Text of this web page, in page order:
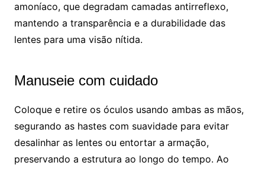
amoníaco, que degradam camadas antirreflexo,
mantendo a transparência e a durabilidade das
lentes para uma visão nítida.
Manuseie com cuidado
Coloque e retire os óculos usando ambas as mãos,
segurando as hastes com suavidade para evitar
desalinhar as lentes ou entortar a armação,
preservando a estrutura ao longo do tempo. Ao